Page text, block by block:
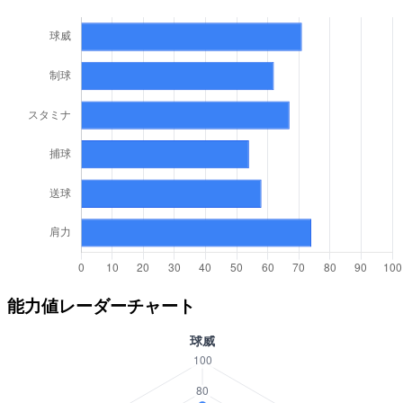
能力値レーダーチャート